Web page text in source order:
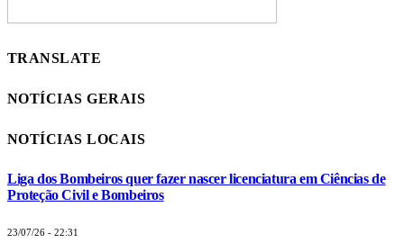
TRANSLATE
NOTÍCIAS GERAIS
NOTÍCIAS LOCAIS
Liga dos Bombeiros quer fazer nascer licenciatura em Ciências de
Proteção Civil e Bombeiros
23/07/26 - 22:31